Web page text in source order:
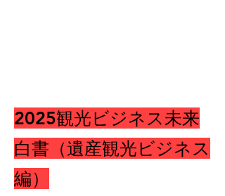
​2025観光ビジネス未来
白書（遺産観光ビジネス
編）